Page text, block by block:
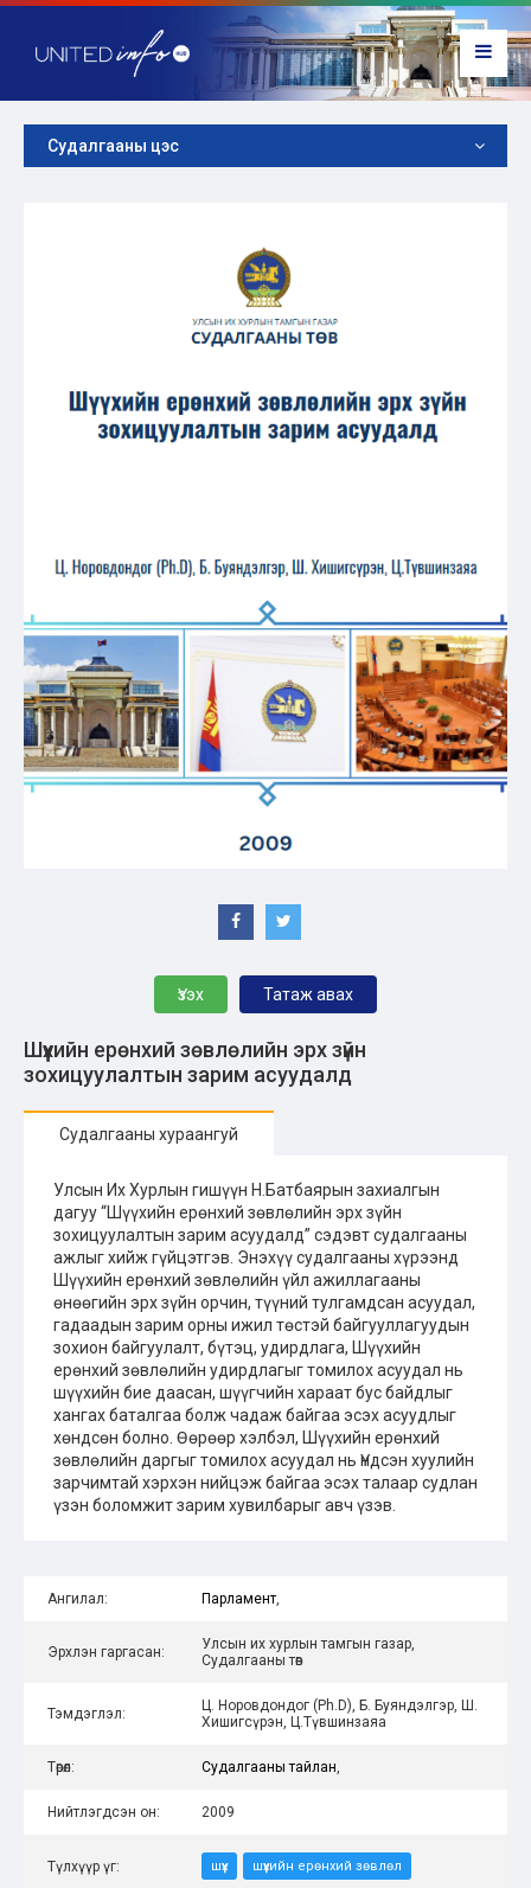
Судалгааны цэс
Үзэх Татаж авах
Шүүхийн ерөнхий зөвлөлийн эрх зүйн
зохицуулалтын зарим асуудалд
Судалгааны хураангуй
Улсын Их Хурлын гишүүн Н.Батбаярын захиалгын
дагуу “Шүүхийн ерөнхий зөвлөлийн эрх зүйн
зохицуулалтын зарим асуудалд” сэдэвт судалгааны
ажлыг хийж гүйцэтгэв. Энэхүү судалгааны хүрээнд
Шүүхийн ерөнхий зөвлөлийн үйл ажиллагааны
өнөөгийн эрх зүйн орчин, түүний тулгамдсан асуудал,
гадаадын зарим орны ижил төстэй байгууллагуудын
зохион байгуулалт, бүтэц, удирдлага, Шүүхийн
ерөнхий зөвлөлийн удирдлагыг томилох асуудал нь
шүүхийн бие даасан, шүүгчийн хараат бус байдлыг
хангах баталгаа болж чадаж байгаа эсэх асуудлыг
хөндсөн болно. Өөрөөр хэлбэл, Шүүхийн ерөнхий
зөвлөлийн даргыг томилох асуудал нь Үндсэн хуулийн
зарчимтай хэрхэн нийцэж байгаа эсэх талаар судлан
үзэн боломжит зарим хувилбарыг авч үзэв.
Ангилал: Парламент,
Эрхлэн гаргасан:
Улсын их хурлын тамгын газар,
Судалгааны төв
Тэмдэглэл:
Ц. Норовдондог (Ph.D), Б. Буяндэлгэр, Ш.
Хишигсүрэн, Ц.Түвшинзаяа
Төрөл: Судалгааны тайлан,
Нийтлэгдсэн он: 2009
Түлхүүр үг: шүүх шүүхийн ерөнхий зөвлөл